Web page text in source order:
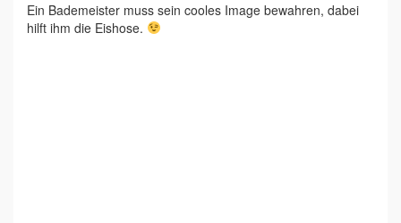
Ein Bademeister muss sein cooles Image bewahren, dabei
hilft ihm die Eishose.